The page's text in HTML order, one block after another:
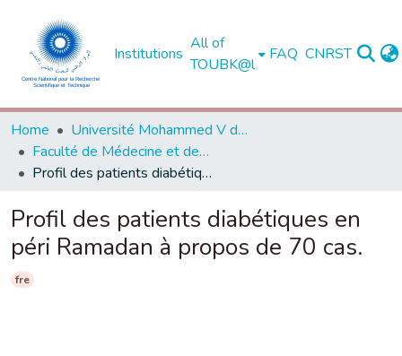
Institutions
All of
TOUBK@l
FAQ CNRST
Home
Université Mohammed V de Rabat
Faculté de Médecine et de Pharmacie - Rabat
Profil des patients diabétiques en péri Ramadan à propos de 70 cas.
Profil des patients diabétiques en
péri Ramadan à propos de 70 cas.
fre